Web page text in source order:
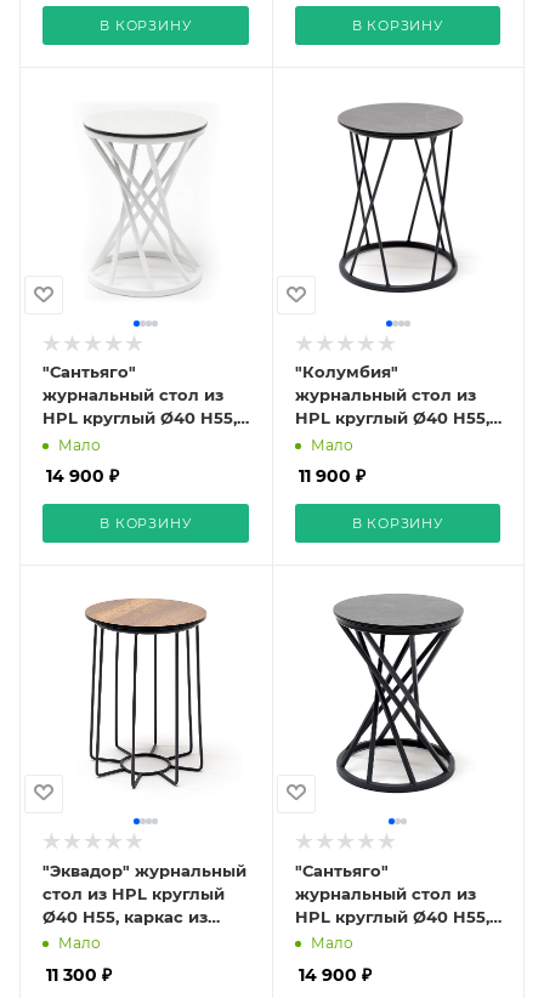
В КОРЗИНУ В КОРЗИНУ
"Сантьяго"
журнальный стол из
HPL круглый Ø40 H55,
каркас из стали белый,
"молочный"
Мало
14 900 ₽
В КОРЗИНУ
"Колумбия"
журнальный стол из
HPL круглый Ø40 H55,
каркас из стали темно-
цвет столешницы
"серый гранит"
Мало
11 900 ₽
В КОРЗИНУ
"Эквадор" журнальный
стол из HPL круглый
Ø40 H55, каркас из
алюминия темно-
цвет столешницы "дуб"
Мало
11 300 ₽
"Сантьяго"
журнальный стол из
HPL круглый Ø40 H55,
каркас из стали темно-
столешницы "серый
Мало
14 900 ₽